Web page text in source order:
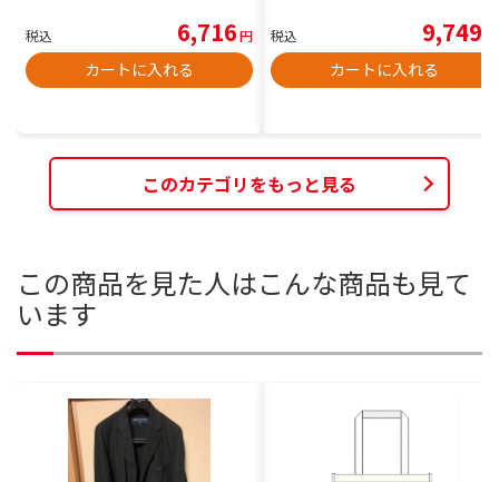
税込 6,716円
カートに入れる
税込 9,749
カートに入れる
このカテゴリをもっと見る
この商品を見た人はこんな商品も見て
います